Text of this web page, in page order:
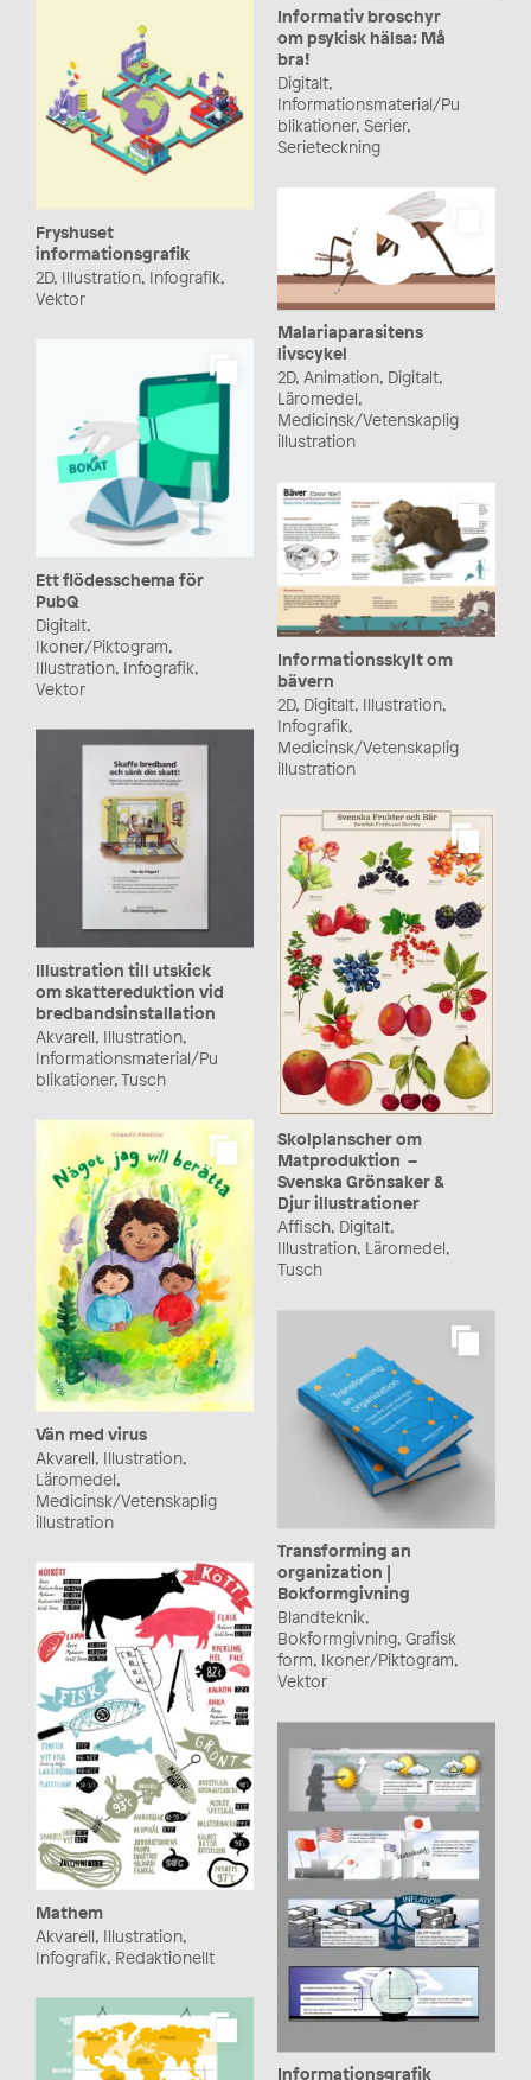
Informativ broschyr
om psykisk hälsa: Må
bra!
Digitalt,
Informationsmaterial/Pu
blikationer, Serier,
Serieteckning
Fryshuset
informationsgrafik
2D, Illustration, Infografik,
Vektor
Malariaparasitens
livscykel
2D, Animation, Digitalt,
Läromedel,
Medicinsk/Vetenskaplig
illustration
Ett flödesschema för
PubQ
Digitalt,
Ikoner/Piktogram,
Illustration, Infografik,
Vektor
Informationsskylt om
bävern
2D, Digitalt, Illustration,
Infografik,
Medicinsk/Vetenskaplig
illustration
Illustration till utskick
om skattereduktion vid
bredbandsinstallation
Akvarell, Illustration,
Informationsmaterial/Pu
blikationer, Tusch
Skolplanscher om
Matproduktion –
Svenska Grönsaker &
Djur illustrationer
Affisch, Digitalt,
Illustration, Läromedel,
Tusch
Vän med virus
Akvarell, Illustration,
Läromedel,
Medicinsk/Vetenskaplig
illustration
Transforming an
organization |
Bokformgivning
Blandteknik,
Bokformgivning, Grafisk
form, Ikoner/Piktogram,
Vektor
Mathem
Akvarell, Illustration,
Infografik, Redaktionellt
Informationsgrafik